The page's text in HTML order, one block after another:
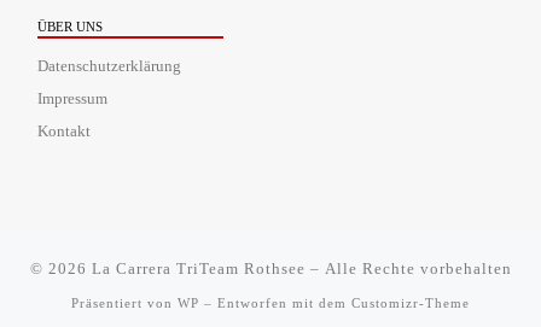
ÜBER UNS
Datenschutzerklärung
Impressum
Kontakt
© 2026 La Carrera TriTeam Rothsee – Alle Rechte vorbehalten
Präsentiert von WP – Entworfen mit dem Customizr-Theme